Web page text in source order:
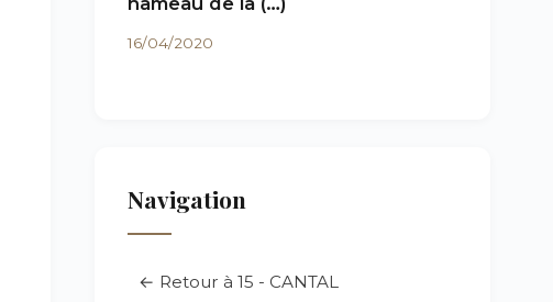
16/04/2020
Navigation
← Retour à 15 - CANTAL